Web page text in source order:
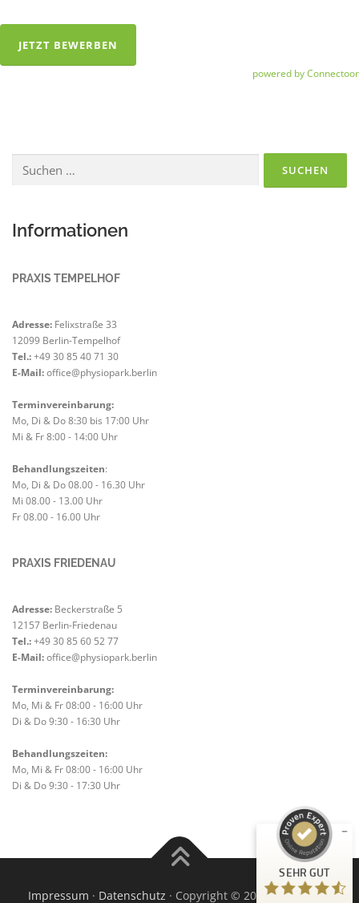
JETZT BEWERBEN
powered by Connectoor
nach:
Informationen
PRAXIS TEMPELHOF
Adresse: Felixstraße 33
12099 Berlin-Tempelhof
Tel.:+49 30 85 40 71 30
E-Mail:office@physiopark.berlin
Terminvereinbarung:
Mo, Di & Do 8:30 bis 17:00 Uhr
Mi & Fr 8:00 - 14:00 Uhr
Behandlungszeiten:
Mo, Di & Do 08.00 - 16.30 Uhr
Mi 08.00 - 13.00 Uhr
Fr 08.00 - 16.00 Uhr
PRAXIS FRIEDENAU
Adresse: Beckerstraße 5
12157 Berlin-Friedenau
Tel.:+49 30 85 60 52 77
E-Mail:office@physiopark.berlin
Terminvereinbarung:
Mo, Mi & Fr 08:00 - 16:00 Uhr
Di & Do 9:30 - 16:30 Uhr
Behandlungszeiten:
Mo, Mi & Fr 08:00 - 16:00 Uhr
Di & Do 9:30 - 17:30 Uhr
Impressum · Datenschutz · Copyright © 2022 Physiopark
SEHR GUT
ProvenExpert.com
12
Bewertungen auf
ProvenExpert.com
139
Bewertungen von